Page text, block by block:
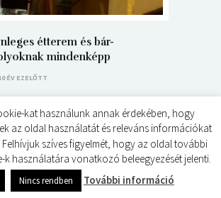
étterem és bár-
mindenképp
ÉV EZELŐTT
KIS KÖNYVKRITIKÁK 2024
kat használunk annak érdekében, hogy
az oldal használatát és releváns információkat
Felhívjuk szíves figyelmét, hogy az oldal további
használatára vonatkozó beleegyezését jelenti.
Nincs rendben További információ